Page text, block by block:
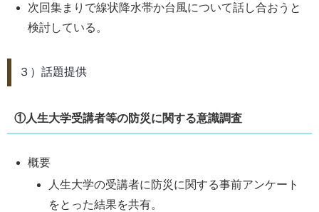
次回集まりで線状降水帯か台風について話し合おうと
検討している。
３）話題提供
①人生大学受講者等の防災に関する意識調査
概要
人生大学の受講者に防災に関する事前アンケート
をとった結果を共有。